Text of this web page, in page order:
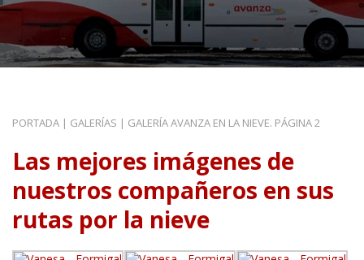
PORTADA | GALERÍAS | GALERÍA AVANZA EN LA NIEVE. PÁGINA 2
Las mejores imágenes de
nuestros compañeros en sus
rutas por la nieve